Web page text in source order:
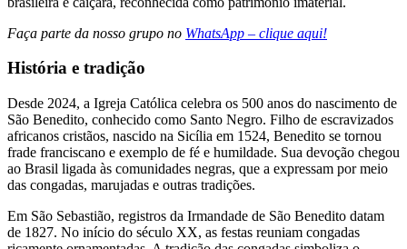
Faça parte da nosso grupo no WhatsApp – clique aqui!
História e tradição
Desde 2024, a Igreja Católica celebra os 500 anos do nascimento de
São Benedito, conhecido como Santo Negro. Filho de escravizados
africanos cristãos, nascido na Sicília em 1524, Benedito se tornou
frade franciscano e exemplo de fé e humildade. Sua devoção chegou
ao Brasil ligada às comunidades negras, que a expressam por meio
das congadas, marujadas e outras tradições.
Em São Sebastião, registros da Irmandade de São Benedito datam
de 1827. No início do século XX, as festas reuniam congadas